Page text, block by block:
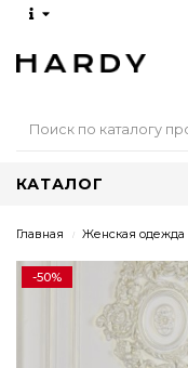
КАТАЛОГ
Главная Женская одежда
-50%